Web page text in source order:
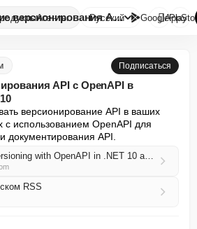
Агенты Сочетание версионирования API ...
Русский GooglePlay

Подписаться
API с OpenAPI в
версионирование API в ваших
с использованием OpenAPI для
документирования API.
Combining API versioning with OpenAPI in .NET 10 applications
RSS